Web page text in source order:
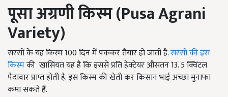
पूसा अग्रणी किस्म (Pusa Agrani
Variety)
सरसों के यह किस्म 100 दिन में पककर तैयार हो जाती है.सरसों की इस
किस्मकी खासियत यह है कि इससे प्रति हेक्टेयर औसतन 13. 5 क्विंटल
पैदावार प्राप्त होती है. इस किस्म की खेती कर किसान भाई अच्छा मुनाफा
कमा सकते हैं.